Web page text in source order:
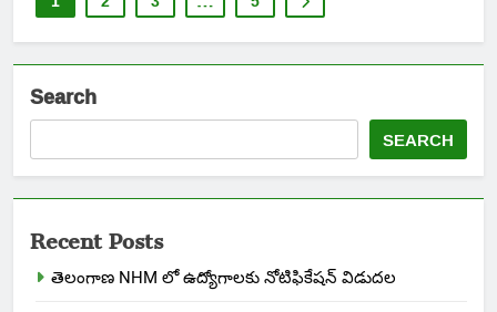
Search
SEARCH
Recent Posts
తెలంగాణ NHM లో ఉద్యోగాలకు నోటిఫికేషన్ విడుదల